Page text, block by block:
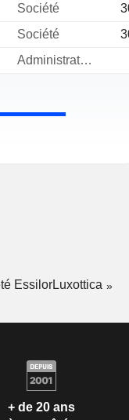
Société
Société
Administrateur
EssilorLuxottica
+ de 20 ans